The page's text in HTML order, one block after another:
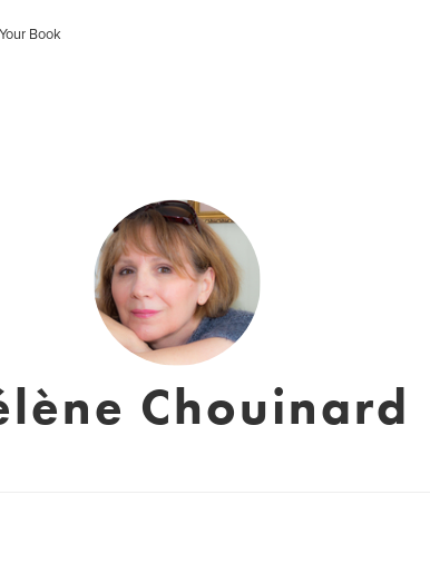
Book
Chouinard